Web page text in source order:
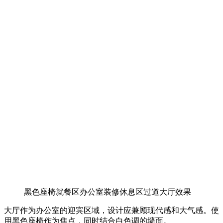
黑色座椅就餐区办公室装修休息区过道大厅效果
大厅作为办公室的迎宾区域，设计应兼顾现代感和大气感。使
用黑色座椅作为焦点，同时结合白色调的墙面。